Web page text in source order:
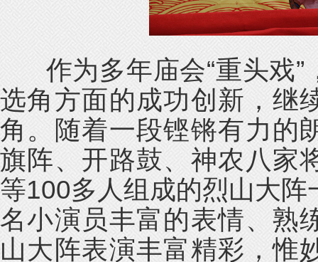
作为多年庙会“重头戏”
选角方面的成功创新，继
角。随着一段铿锵有力的
旗阵、开路鼓、神农八家
等100多人组成的烈山大
名小演员丰富的表情、熟
山大阵表演丰富精彩，惟